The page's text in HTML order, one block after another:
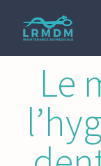
contenu
Le